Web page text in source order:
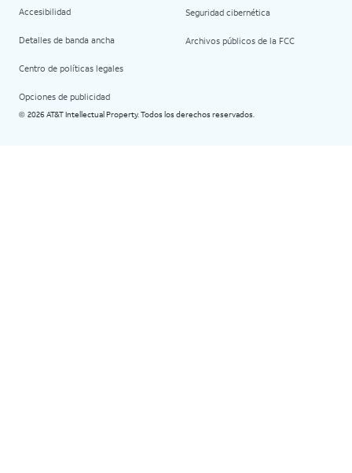
Accesibilidad
Detalles de banda ancha
Centro de políticas legales
Opciones de publicidad
Seguridad cibernética
Archivos públicos de la FCC
© 2026 AT&T Intellectual Property. Todos los derechos reservados.